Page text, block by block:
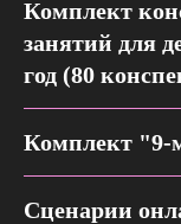
Комплект
занятий для
год (80
Комплект "9-
Сценарии